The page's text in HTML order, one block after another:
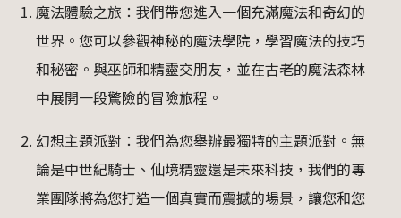
魔法體驗之旅：我們帶您進入一個充滿魔法和奇幻的
世界。您可以參觀神秘的魔法學院，學習魔法的技巧
和秘密。與巫師和精靈交朋友，並在古老的魔法森林
中展開一段驚險的冒險旅程。
幻想主題派對：我們為您舉辦最獨特的主題派對。無
論是中世紀騎士、仙境精靈還是未來科技，我們的專
業團隊將為您打造一個真實而震撼的場景，讓您和您